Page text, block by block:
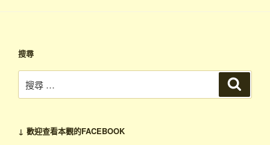
搜尋
↓ 歡迎查看本觀的FACEBOOK